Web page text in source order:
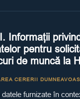
Informații
pentru
de muncă la
CERERII
furnizate în